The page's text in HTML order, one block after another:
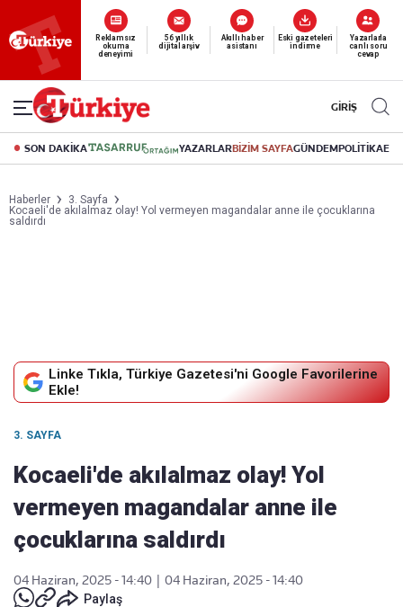
Yeni nesil dijital
abonelik 19 TL’den başlayan fiyatlarla.
GİRİŞ
SON DAKİKA YAZARLARBİZİM SAYFAGÜNDEMPOLİTİKA
Haberler
3. Sayfa
Kocaeli'de akılalmaz olay! Yol vermeyen magandalar anne ile çocuklarına
saldırdı
Linke Tıkla, Türkiye Gazetesi'ni Google Favorilerine
Ekle!
3. SAYFA
Kocaeli'de akılalmaz olay! Yol
vermeyen magandalar anne ile
çocuklarına saldırdı
04 Haziran, 2025 - 14:40
04 Haziran, 2025 - 14:40
Paylaş